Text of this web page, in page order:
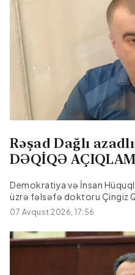
Rəşad Dağlı
DƏQİQƏ
Demokratiya və İnsan
üzrə fəlsəfə doktoru Çingiz
mümkün əfv olunması ilə
bildirib.Citypost.az xəbər
Novella Cəfəroğlunun
düşülmədiyini deyərək qeyd
Komissiyasının əsas
dövlət başçısına təqdim
07 Avqust 2026, 17:56